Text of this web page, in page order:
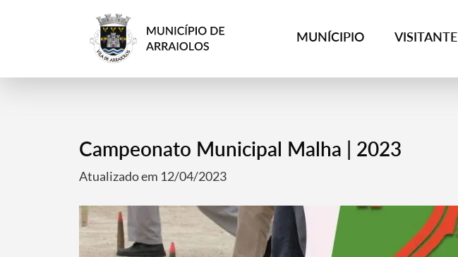
MUNÍCIPIO VISITANTE
Campeonato Municipal Malha | 2023
Atualizado em 12/04/2023